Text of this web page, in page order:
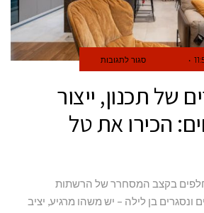
סגור לתגובות
של תכנון, ייצור
הכירו את טל
בקצב המסחרר של הרשתות
בן לילה – יש משהו מרגיע, יציב